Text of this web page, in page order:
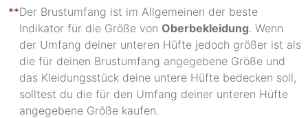
Der Brustumfang ist im Allgemeinen der beste
Indikator für die Größe von Oberbekleidung. Wenn
der Umfang deiner unteren Hüfte jedoch größer ist als
die für deinen Brustumfang angegebene Größe und
das Kleidungsstück deine untere Hüfte bedecken soll,
solltest du die für den Umfang deiner unteren Hüfte
angegebene Größe kaufen.